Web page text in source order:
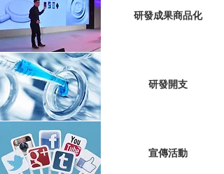
研發成果商品化
研發開支
宣傳活動